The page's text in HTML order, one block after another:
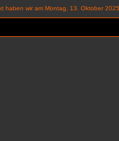
haben wir am Montag, 13. Oktober